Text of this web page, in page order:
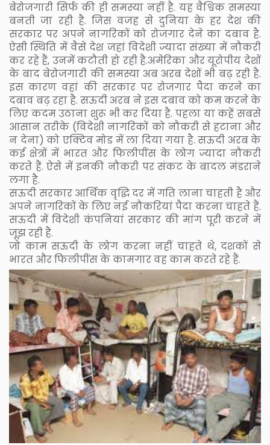
बेरोजगारी सिर्फ की ही समस्या नहीं है. यह वैश्विक समस्या
बनती जा रही है. जिस वजह से दुनिया के हर देश की
सरकार पर अपने नागरिकों को रोजगार देने का दबाव है.
ऐसी स्थिति में वैसे देश जहां विदेशी ज्यादा संख्या में नौकरी
कर रहे हैं, उनमें कटौती हो रही है.अमेरिका और यूरोपीय देशों
के बाद बेरोजगारी की समस्या अब अरब देशों भी बढ़ रही है.
इस कारण वहां की सरकार पर रोजगार पैदा करने का
दबाव बढ़ रहा है. सऊदी अरब ने इस दबाव को कम करने के
लिए कदम उठाना शुरू भी कर दिया है. पहला या कहें सबसे
आसान तरीके (विदेशी नागरिकों को नौकरी से हटाना और
न देना) को एक्टिव मोड में ला दिया गया है. सऊदी अरब के
कई क्षेत्रों में भारत और फिलीपींस के लोग ज्यादा नौकरी
करते हैं. ऐसे में इनकी नौकरी पर संकट के बादल मंडराने
लगा है.
सऊदी सरकार आर्थिक वृद्धि दर में गति लाना चाहती है और
अपने नागरिकों के लिए नई नौकरियां पैदा करना चाहते हैं.
सऊदी में विदेशी कंपनियां सरकार की मांग पूरी करने में
जूझ रही हैं.
जो काम सऊदी के लोग करना नहीं चाहते थे, दशकों से
भारत और फिलीपींस के कामगार वह काम करते रहे हैं.